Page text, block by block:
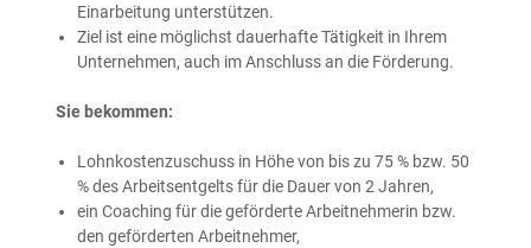
Einarbeitung unterstützen.
Ziel ist eine möglichst dauerhafte Tätigkeit in Ihrem
Unternehmen, auch im Anschluss an die Förderung.
Sie bekommen:
Lohnkostenzuschuss in Höhe von bis zu 75 % bzw. 50
% des Arbeitsentgelts für die Dauer von 2 Jahren,
ein Coaching für die geförderte Arbeitnehmerin bzw.
den geförderten Arbeitnehmer,